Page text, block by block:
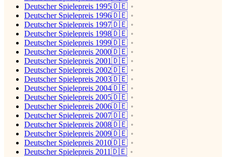
Deutscher Spielepreis 1995🇩🇪
Deutscher Spielepreis 1996🇩🇪
Deutscher Spielepreis 1997🇩🇪
Deutscher Spielepreis 1998🇩🇪
Deutscher Spielepreis 1999🇩🇪
Deutscher Spielepreis 2000🇩🇪
Deutscher Spielepreis 2001🇩🇪
Deutscher Spielepreis 2002🇩🇪
Deutscher Spielepreis 2003🇩🇪
Deutscher Spielepreis 2004🇩🇪
Deutscher Spielepreis 2005🇩🇪
Deutscher Spielepreis 2006🇩🇪
Deutscher Spielepreis 2007🇩🇪
Deutscher Spielepreis 2008🇩🇪
Deutscher Spielepreis 2009🇩🇪
Deutscher Spielepreis 2010🇩🇪
Deutscher Spielepreis 2011🇩🇪